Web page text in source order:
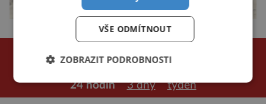
za poslední
24 hodin 3 dny týden
VŠE ODMÍTNOUT
ZOBRAZIT PODROBNOSTI